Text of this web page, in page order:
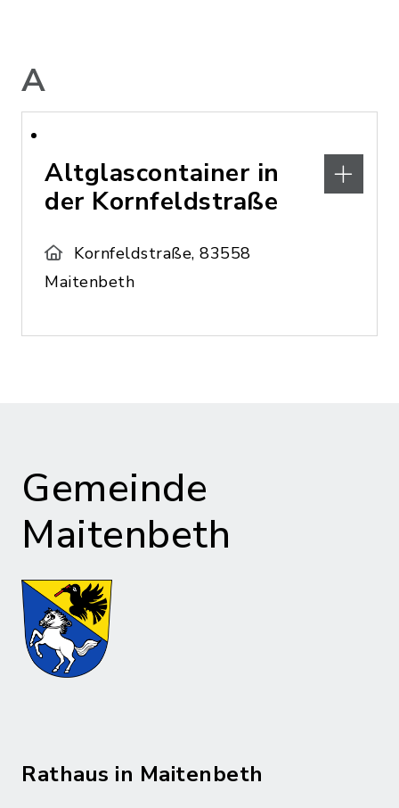
A
Altglascontainer in
der Kornfeldstraße
Kornfeldstraße, 83558
Maitenbeth
Gemeinde
Maitenbeth
Rathaus in Maitenbeth